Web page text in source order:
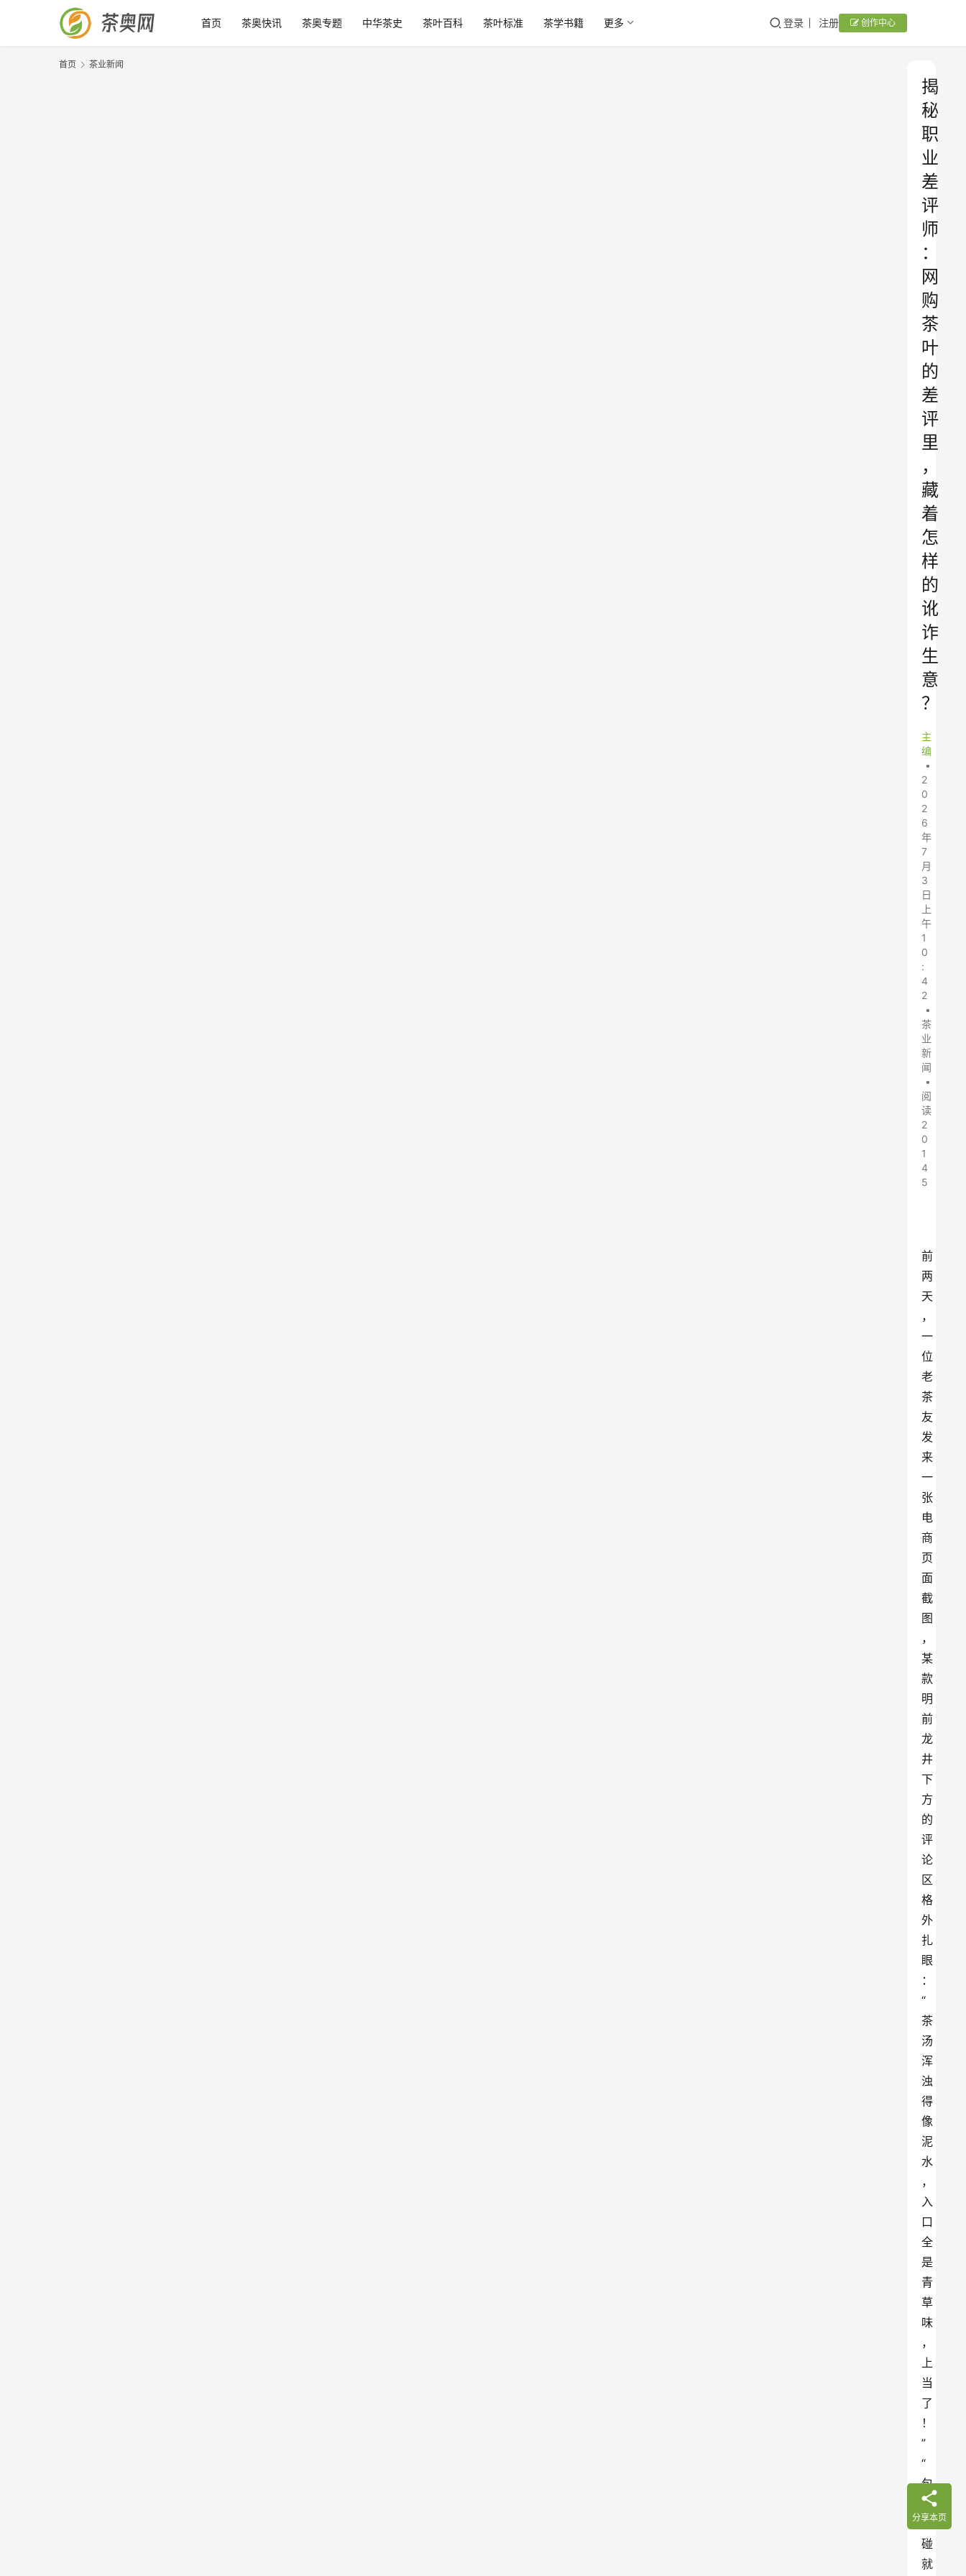
首页 茶奥快讯 茶奥专题 中华茶史 茶叶百科 茶叶标准 茶学书籍 更多 登录 注册 创作中心
首页 茶业新闻
揭
秘
职
业
差
评
师
：
网
购
茶
叶
的
差
评
里
，
藏
着
怎
样
的
讹
诈
生
意
？
主
编
•
2
0
2
6
年
7
月
3
日
上
午
1
0
:
4
2
•
茶
业
新
闻
•
阅
读
2
0
1
4
5
前
两
天
，
一
位
老
茶
友
发
来
一
张
电
商
页
面
截
图
，
某
款
明
前
龙
井
下
方
的
评
论
区
格
外
扎
眼
：
“
茶
汤
浑
浊
得
像
泥
水
，
入
口
全
是
青
草
味
，
上
当
了
！
”
“
包
装
一
碰
就
分享本页